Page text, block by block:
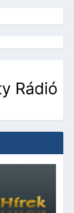
Vörösmarty Rádió